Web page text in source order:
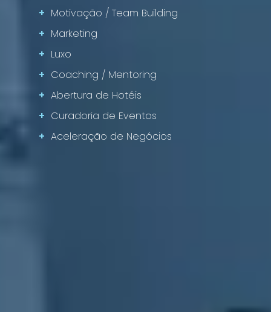
+ Motivação / Team Building
+ Marketing
+ Luxo
+ Coaching / Mentoring
+ Abertura de Hotéis
+ Curadoria de Eventos
+ Aceleração de Negócios